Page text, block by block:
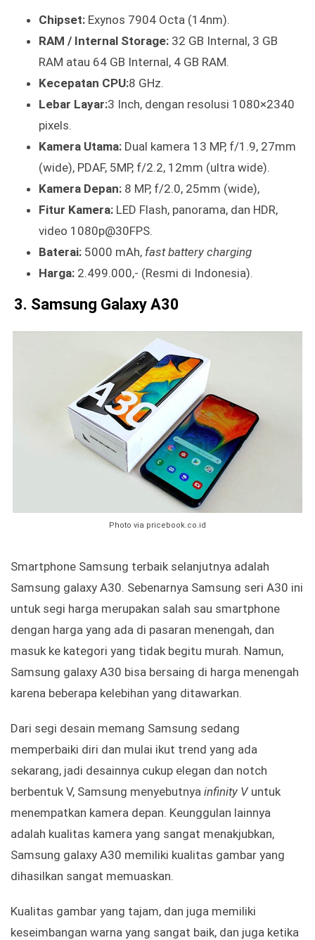
Chipset: Exynos 7904 Octa (14nm).
RAM / Internal Storage: 32 GB Internal, 3 GB
RAM atau 64 GB Internal, 4 GB RAM.
Kecepatan CPU:8 GHz.
Lebar Layar:3 Inch, dengan resolusi 1080×2340
pixels.
Kamera Utama: Dual kamera 13 MP, f/1.9, 27mm
(wide), PDAF, 5MP, f/2.2, 12mm (ultra wide).
Kamera Depan: 8 MP, f/2.0, 25mm (wide),
Fitur Kamera: LED Flash, panorama, dan HDR,
video 1080p@30FPS.
Baterai: 5000 mAh, fast battery charging
Harga: 2.499.000,- (Resmi di Indonesia).
3. Samsung Galaxy A30
Photo via pricebook.co.id
Smartphone Samsung terbaik selanjutnya adalah
Samsung galaxy A30. Sebenarnya Samsung seri A30 ini
untuk segi harga merupakan salah sau smartphone
dengan harga yang ada di pasaran menengah, dan
masuk ke kategori yang tidak begitu murah. Namun,
Samsung galaxy A30 bisa bersaing di harga menengah
karena beberapa kelebihan yang ditawarkan.
Dari segi desain memang Samsung sedang
memperbaiki diri dan mulai ikut trend yang ada
sekarang, jadi desainnya cukup elegan dan notch
berbentuk V, Samsung menyebutnya infinity V untuk
menempatkan kamera depan. Keunggulan lainnya
adalah kualitas kamera yang sangat menakjubkan,
Samsung galaxy A30 memiliki kualitas gambar yang
dihasilkan sangat memuaskan.
Kualitas gambar yang tajam, dan juga memiliki
keseimbangan warna yang sangat baik, dan juga ketika